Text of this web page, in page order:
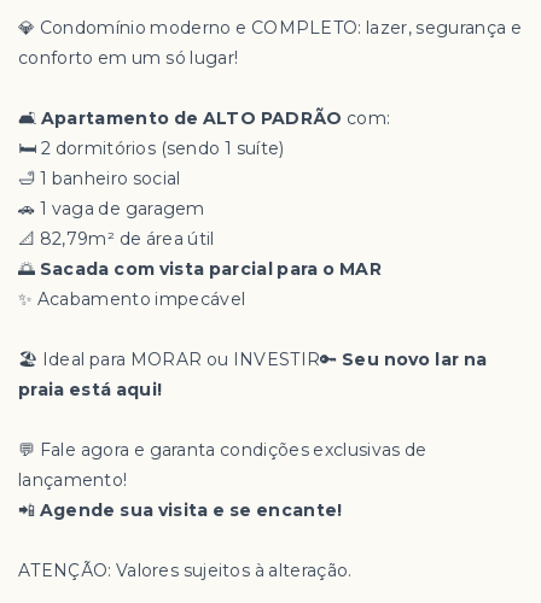
💎 Condomínio moderno e COMPLETO: lazer, segurança e
conforto em um só lugar!
🛋️ Apartamento de ALTO PADRÃO com:
🛏️ 2 dormitórios (sendo 1 suíte)
🛁 1 banheiro social
🚗 1 vaga de garagem
📐 82,79m² de área útil
🌅 Sacada com vista parcial para o MAR
✨ Acabamento impecável
🏖️ Ideal para MORAR ou INVESTIR🔑 Seu novo lar na
praia está aqui!
💬 Fale agora e garanta condições exclusivas de
lançamento!
📲 Agende sua visita e se encante!
ATENÇÃO: Valores sujeitos à alteração.